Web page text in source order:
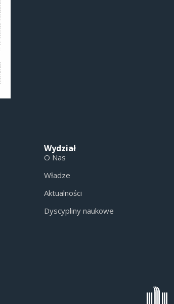
Wydział
O Nas
Władze
Aktualności
Dyscypliny naukowe